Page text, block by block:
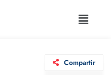
Compartir